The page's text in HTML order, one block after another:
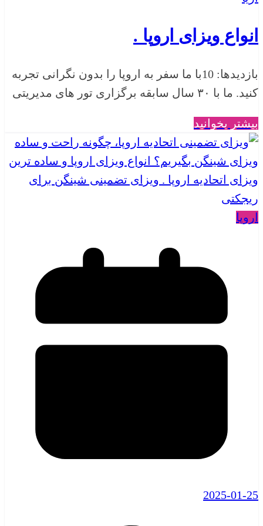
انواع ویزای اروپا .
بازدیدها: 10با ما سفر به اروپا را بدون نگرانی تجربه
کنید. ما با ۳۰ سال سابقه برگزاری تور های مدیریتی
بیشتر بخوانید
اروپا
2025-01-25